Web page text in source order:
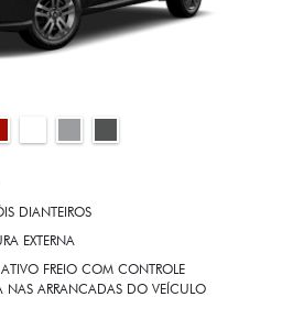
DIANTEIROS
EXTERNA
ATIVO FREIO COM CONTROLE
NAS ARRANCADAS DO VEÍCULO